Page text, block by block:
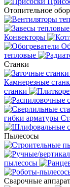
Отопительное
Конвекторы
тепловые
Станки
Камнерезные
станки
гибки арматуры
Пылесосы
пылесосы
Сварочные